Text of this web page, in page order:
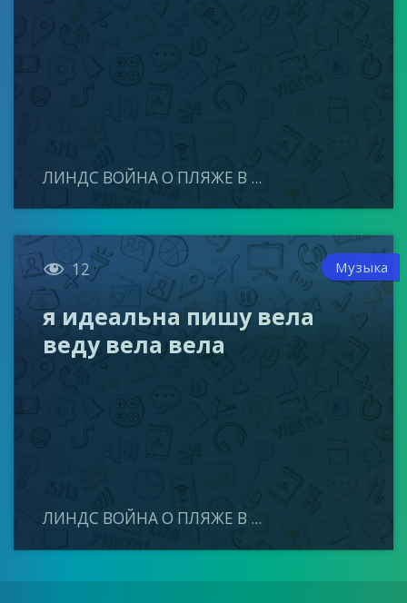
ЛИНДС ВОЙНА О ПЛЯЖЕ В ...
 12 Музыка
я идеальна пишу вела
веду вела вела
ЛИНДС ВОЙНА О ПЛЯЖЕ В ...